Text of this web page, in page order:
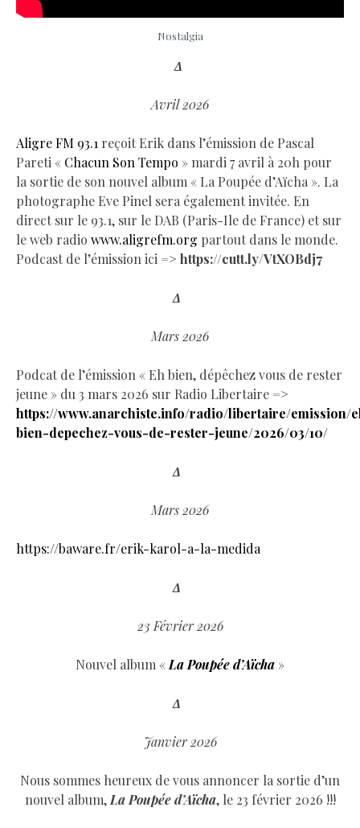
Nostalgia
Δ
Avril 2026
Aligre FM 93.1 reçoit Erik dans l’émission de Pascal
Pareti « Chacun Son Tempo » mardi 7 avril à 20h pour
la sortie de son nouvel album « La Poupée d’Aïcha ». La
photographe Eve Pinel sera également invitée. En
direct sur le 93.1, sur le DAB (Paris-Ile de France) et sur
le web radio www.aligrefm.org partout dans le monde.
Podcast de l’émission ici => https://cutt.ly/VtXOBdj7
Δ
Mars 2026
Podcat de l’émission « Eh bien, dépêchez vous de rester
jeune » du 3 mars 2026 sur Radio Libertaire =>
https://www.anarchiste.info/radio/libertaire/emission/
bien-depechez-vous-de-rester-jeune/2026/03/10/
Δ
Mars 2026
https://baware.fr/erik-karol-a-la-medida
Δ
23 Février 2026
Nouvel album « La Poupée d’Aïcha »
Δ
Janvier 2026
Nous sommes heureux de vous annoncer la sortie d’un
nouvel album, La Poupée d’Aïcha, le 23 février 2026 !!!